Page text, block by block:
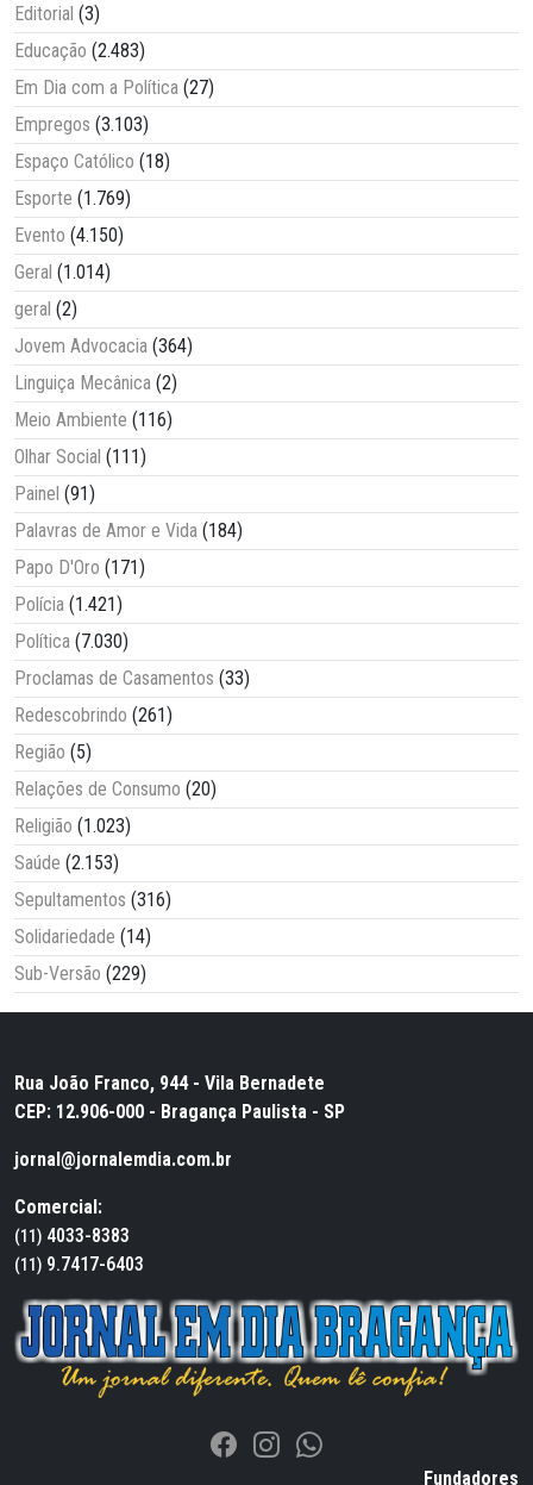
Editorial (3)
Educação (2.483)
Em Dia com a Política (27)
Empregos (3.103)
Espaço Católico (18)
Esporte (1.769)
Evento (4.150)
Geral (1.014)
geral (2)
Jovem Advocacia (364)
Linguiça Mecânica (2)
Meio Ambiente (116)
Olhar Social (111)
Painel (91)
Palavras de Amor e Vida (184)
Papo D'Oro (171)
Polícia (1.421)
Política (7.030)
Proclamas de Casamentos (33)
Redescobrindo (261)
Região (5)
Relações de Consumo (20)
Religião (1.023)
Saúde (2.153)
Sepultamentos (316)
Solidariedade (14)
Sub-Versão (229)
Rua João Franco, 944 - Vila Bernadete
CEP: 12.906-000 - Bragança Paulista - SP
jornal@jornalemdia.com.br
Comercial:
(11) 4033-8383
(11) 9.7417-6403
Fundadores